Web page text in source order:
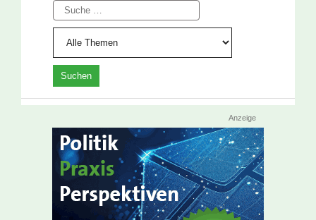
Suche
Anzeige